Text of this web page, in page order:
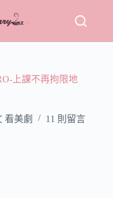
上課不再拘限地
看美劇 11 則留言